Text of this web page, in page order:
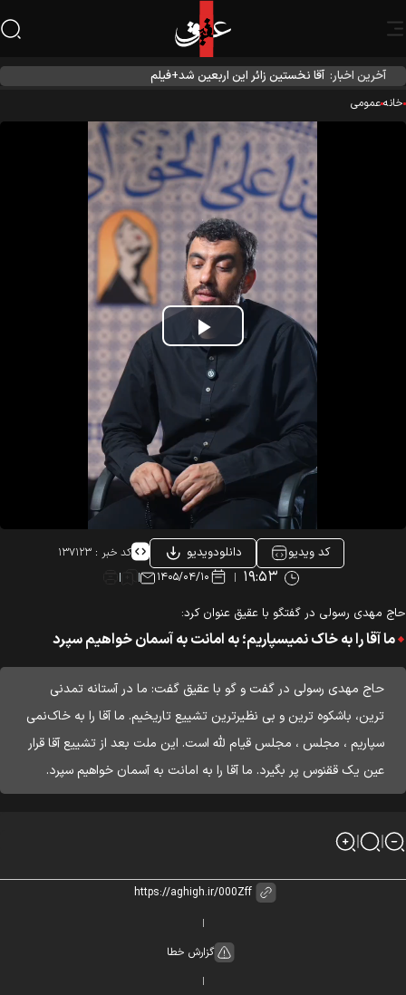
آخرین اخبار: آقا نخستین زائر این اربعین شد+فیلم
عمومی
Play
Video
کد ویدیو دانلودویدیو کد خبر : ۱۳۷۱۲۳
۱۹:۵۳ ۱۴۰۵/۰۴/۱۰
مهدی رسولی در گفتگو با عقیق عنوان کرد:
ما آقا را به خاک نمیسپاریم؛ به امانت به آسمان خواهیم سپرد
حاج مهدی رسولی در گفت و گو با عقیق گفت: ما در آستانه تمدنی
ترین، باشکوه ترین و بی نظیرترین تشییع تاریخیم. ما آقا را به خاک‌نمی
سپاریم ، مجلس ، مجلس قیام لله است. این ملت بعد از تشییع آقا قرار
عین یک ققنوس پر بگیرد. ما آقا را به امانت به آسمان خواهیم سپرد.
گزارش خطا